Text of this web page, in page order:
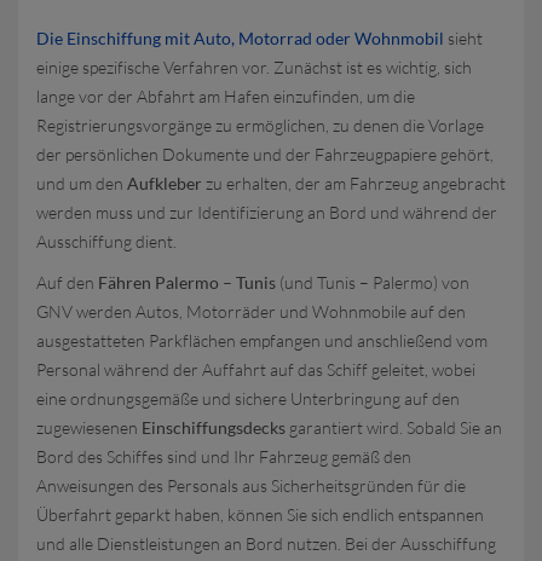
Die Einschiffung mit Auto, Motorrad oder Wohnmobil sieht
einige spezifische Verfahren vor. Zunächst ist es wichtig, sich
lange vor der Abfahrt am Hafen einzufinden, um die
Registrierungsvorgänge zu ermöglichen, zu denen die Vorlage
der persönlichen Dokumente und der Fahrzeugpapiere gehört,
und um den Aufkleber zu erhalten, der am Fahrzeug angebracht
werden muss und zur Identifizierung an Bord und während der
Ausschiffung dient.
Auf den Fähren Palermo – Tunis (und Tunis – Palermo) von
GNV werden Autos, Motorräder und Wohnmobile auf den
ausgestatteten Parkflächen empfangen und anschließend vom
Personal während der Auffahrt auf das Schiff geleitet, wobei
eine ordnungsgemäße und sichere Unterbringung auf den
zugewiesenen Einschiffungsdecks garantiert wird. Sobald Sie an
Bord des Schiffes sind und Ihr Fahrzeug gemäß den
Anweisungen des Personals aus Sicherheitsgründen für die
Überfahrt geparkt haben, können Sie sich endlich entspannen
und alle Dienstleistungen an Bord nutzen. Bei der Ausschiffung